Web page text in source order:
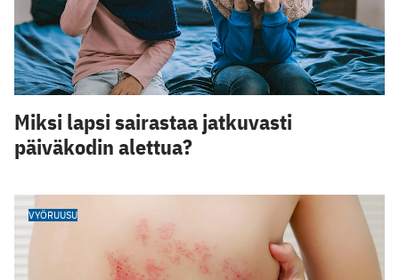
Miksi lapsi sairastaa jatkuvasti
päiväkodin alettua?
VYÖRUUSU